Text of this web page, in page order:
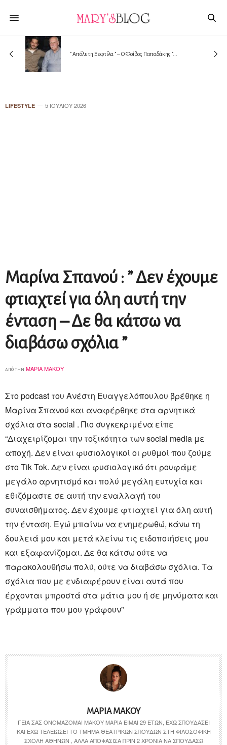
” Απόλυτη Ξεφτίλα ” – Ο Φοίβος Παπαδάκης ”...
LIFESTYLE 5 ΙΟΥΛΊΟΥ 2026
Mαρίνα Σπανού : ” Δεν έχουμε
φτιαχτεί για όλη αυτή την
ένταση – Δε θα κάτσω να
διαβάσω σχόλια ”
από την ΜΑΡΊΑ ΜΆΚΟΥ
Στο podcast του Ανέστη Ευαγγελόπουλου βρέθηκε η
Μαρίνα Σπανού και αναφέρθηκε στα αρνητικά
σχόλια στα social . Πιο συγκεκριμένα είπε
“Διαχειρίζομαι την τοξικότητα των social media με
αποχή. Δεν είναι φυσιολογικοί οι ρυθμοί που ζούμε
στο Tik Tok. Δεν είναι φυσιολογικό ότι ρουφάμε
μεγάλο αρνητισμό και πολύ μεγάλη ευτυχία και
εθιζόμαστε σε αυτή την εναλλαγή του
συναισθήματος. Δεν έχουμε φτιαχτεί για όλη αυτή
την ένταση. Εγώ μπαίνω να ενημερωθώ, κάνω τη
δουλειά μου και μετά κλείνω τις ειδοποιήσεις μου
και εξαφανίζομαι. Δε θα κάτσω ούτε να
παρακολουθήσω πολύ, ούτε να διαβάσω σχόλια. Τα
σχόλια που με ενδιαφέρουν είναι αυτά που
έρχονται μπροστά στα μάτια μου ή σε μηνύματα και
γράμματα που μου γράφουν”
ΜΑΡΊΑ ΜΆΚΟΥ
ΓΕΙΑ ΣΑΣ ΟΝΟΜΆΖΟΜΑΙ ΜΆΚΟΥ ΜΑΡΊΑ ΕΊΜΑΙ 29 ΕΤΏΝ, ΈΧΩ ΣΠΟΥΔΆΣΕΙ
ΚΑΙ ΈΧΩ ΤΕΛΕΙΏΣΕΙ ΤΟ ΤΜΉΜΑ ΘΕΑΤΡΙΚΏΝ ΣΠΟΥΔΏΝ ΣΤΗ ΦΙΛΟΣΟΦΙΚΉ
ΣΧΟΛΉ ΑΘΗΝΏΝ , ΑΛΛΆ ΑΠΟΦΆΣΙΣΑ ΠΡΙΝ 2 ΧΡΌΝΙΑ ΝΑ ΣΠΟΥΔΆΣΩ